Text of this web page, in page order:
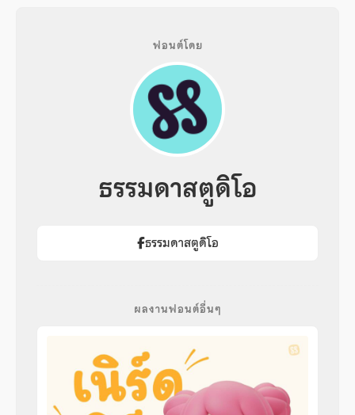
ฟอนต์โดย
ธรรมดาสตูดิโอ
ธรรมดาสตูดิโอ
ผลงานฟอนต์อื่นๆ